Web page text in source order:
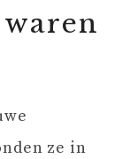
ze in